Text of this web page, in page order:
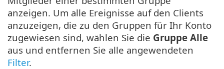
anzeigen. Um alle Ereignisse auf den Clients
anzuzeigen, die zu den Gruppen für Ihr Konto
zugewiesen sind, wählen Sie die Gruppe Alle
aus und entfernen Sie alle angewendeten
Filter.